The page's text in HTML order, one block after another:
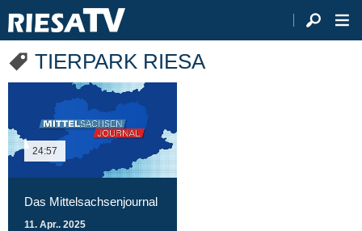
TIERPARK RIESA
24:57
Das Mittelsachsenjournal
11. Apr.. 2025